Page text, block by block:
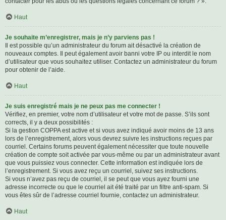
Haut
Je souhaite m’enregistrer, mais je n’y parviens pas !
Il est possible qu’un administrateur du forum ait désactivé la création de
nouveaux comptes. Il peut également avoir banni votre IP ou interdit le nom
d’utilisateur que vous souhaitez utiliser. Contactez un administrateur du forum
pour obtenir de l’aide.
Haut
Je suis enregistré mais je ne peux pas me connecter !
Vérifiez, en premier, votre nom d’utilisateur et votre mot de passe. S’ils sont
corrects, il y a deux possibilités :
Si la gestion COPPA est active et si vous avez indiqué avoir moins de 13 ans
lors de l’enregistrement, alors vous devrez suivre les instructions reçues par
courriel. Certains forums peuvent également nécessiter que toute nouvelle
création de compte soit activée par vous-même ou par un administrateur avant
que vous puissiez vous connecter. Cette information est indiquée lors de
l’enregistrement. Si vous avez reçu un courriel, suivez ses instructions.
Si vous n’avez pas reçu de courriel, il se peut que vous ayez fourni une
adresse incorrecte ou que le courriel ait été traité par un filtre anti-spam. Si
vous êtes sûr de l’adresse courriel fournie, contactez un administrateur.
Haut